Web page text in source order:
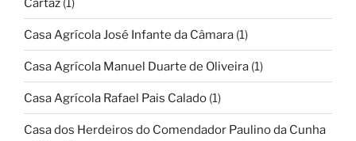
Cartaz (1)
Casa Agrícola José Infante da Câmara (1)
Casa Agrícola Manuel Duarte de Oliveira (1)
Casa Agrícola Rafael Pais Calado (1)
Casa dos Herdeiros do Comendador Paulino da Cunha